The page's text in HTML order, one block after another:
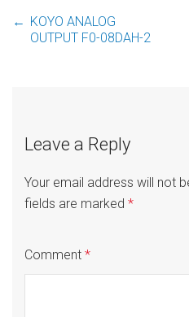
Post
← KOYO ANALOG
OUTPUT F0-08DAH-2
Leave a Reply
Your email address will not
fields are marked *
Comment *